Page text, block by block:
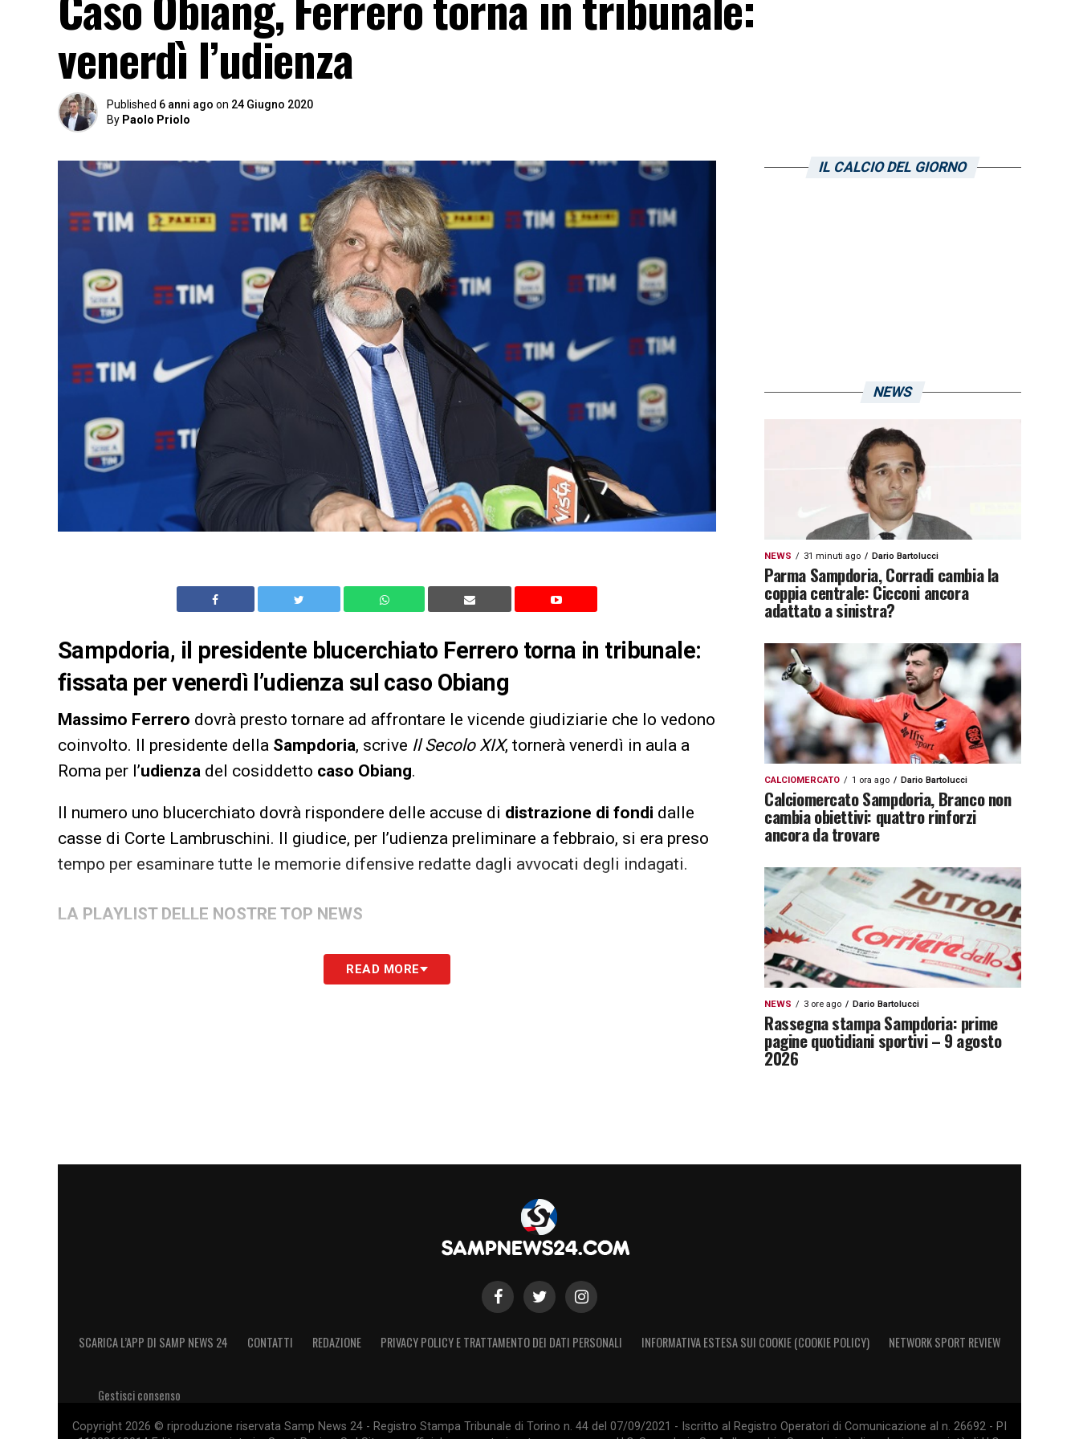
venerdì l’udienza
Published 6 anni ago on 24 Giugno 2020
By Paolo Priolo
Sampdoria, il presidente blucerchiato Ferrero torna in tribunale:
fissata per venerdì l’udienza sul caso Obiang
Massimo Ferrero dovrà presto tornare ad affrontare le vicende giudiziarie che lo vedono
coinvolto. Il presidente della Sampdoria, scrive Il Secolo XIX, tornerà venerdì in aula a
Roma per l’udienza del cosiddetto caso Obiang.
Il numero uno blucerchiato dovrà rispondere delle accuse di distrazione di fondi dalle
casse di Corte Lambruschini. Il giudice, per l’udienza preliminare a febbraio, si era preso
tempo per esaminare tutte le memorie difensive redatte dagli avvocati degli indagati.
LA PLAYLIST DELLE NOSTRE TOP NEWS
READ MORE
IL CALCIO DEL GIORNO
NEWS
NEWS 31 minuti ago Dario Bartolucci
Parma Sampdoria, Corradi cambia la
coppia centrale: Cicconi ancora
adattato a sinistra?
CALCIOMERCATO 1 ora ago Dario Bartolucci
Calciomercato Sampdoria, Branco non
cambia obiettivi: quattro rinforzi
ancora da trovare
NEWS 3 ore ago Dario Bartolucci
Rassegna stampa Sampdoria: prime
pagine quotidiani sportivi – 9 agosto
2026
SCARICA L’APP DI SAMP NEWS 24 CONTATTI REDAZIONE PRIVACY POLICY E TRATTAMENTO DEI DATI PERSONALI INFORMATIVA ESTESA SUI COOKIE (COOKIE POLICY) NETWORK SPORT REVIEW
Gestisci consenso
Copyright 2026 © riproduzione riservata Samp News 24 - Registro Stampa Tribunale di Torino n. 44 del 07/09/2021 - Iscritto al Registro Operatori di Comunicazione al n. 26692 - PI